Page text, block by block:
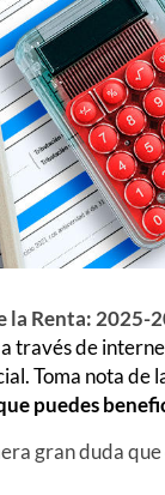
la Renta: 2025-
través de
Toma nota de
puedes
gran duda